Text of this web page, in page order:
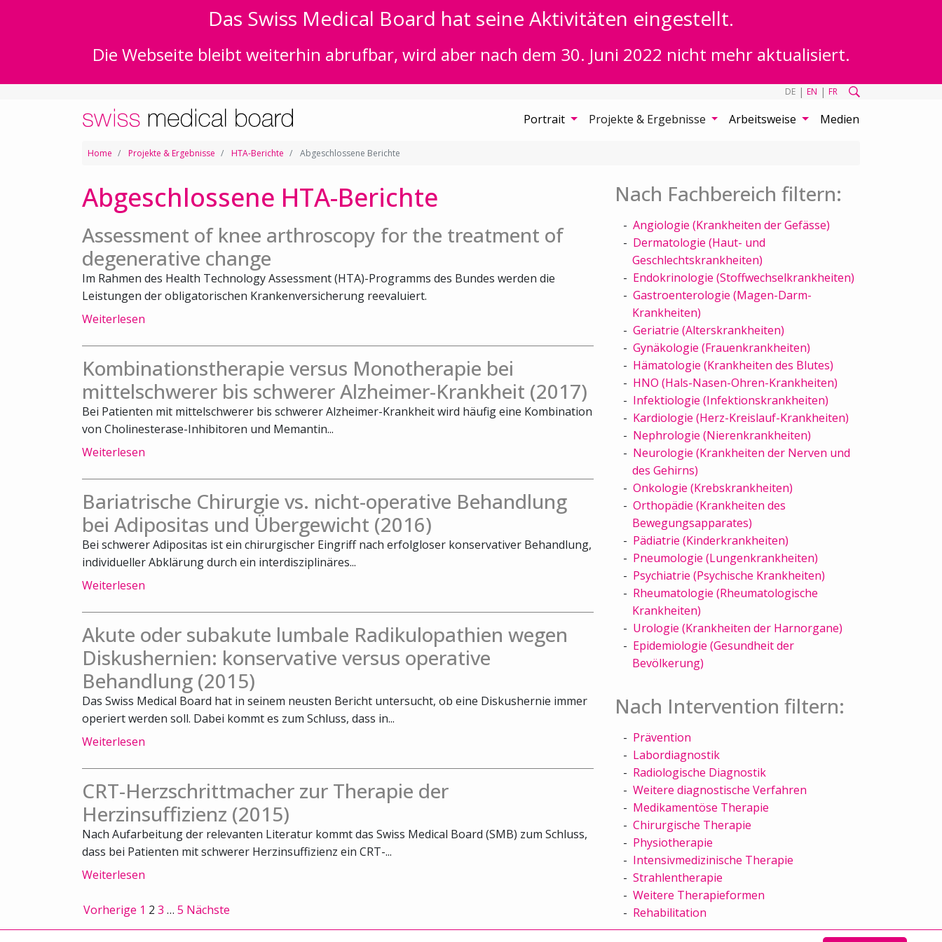
Das Swiss Medical Board hat seine Aktivitäten eingestellt.
Die Webseite bleibt weiterhin abrufbar, wird aber nach dem 30. Juni 2022 nicht mehr aktualisiert.
DE | EN | FR
Portrait Projekte & Ergebnisse Arbeitsweise Medien
Home Projekte & Ergebnisse HTA-Berichte Abgeschlossene Berichte
Abgeschlossene HTA-Berichte
Assessment of knee arthroscopy for the treatment of
degenerative change
Im Rahmen des Health Technology Assessment (HTA)-Programms des Bundes werden die
Leistungen der obligatorischen Krankenversicherung reevaluiert.
Weiterlesen
Kombinationstherapie versus Monotherapie bei
mittelschwerer bis schwerer Alzheimer-Krankheit (2017)
Bei Patienten mit mittelschwerer bis schwerer Alzheimer-Krankheit wird häufig eine Kombination
von Cholinesterase-Inhibitoren und Memantin...
Weiterlesen
Bariatrische Chirurgie vs. nicht-operative Behandlung
bei Adipositas und Übergewicht (2016)
Bei schwerer Adipositas ist ein chirurgischer Eingriff nach erfolgloser konservativer Behandlung,
individueller Abklärung durch ein interdisziplinäres...
Weiterlesen
Akute oder subakute lumbale Radikulopathien wegen
Diskushernien: konservative versus operative
Behandlung (2015)
Das Swiss Medical Board hat in seinem neusten Bericht untersucht, ob eine Diskushernie immer
operiert werden soll. Dabei kommt es zum Schluss, dass in...
Weiterlesen
CRT-Herzschrittmacher zur Therapie der
Herzinsuffizienz (2015)
Nach Aufarbeitung der relevanten Literatur kommt das Swiss Medical Board (SMB) zum Schluss,
dass bei Patienten mit schwerer Herzinsuffizienz ein CRT-...
Weiterlesen
Vorherige 1 2 3 … 5 Nächste
Nach Fachbereich filtern:
Angiologie (Krankheiten der Gefässe)
Dermatologie (Haut- und
Geschlechtskrankheiten)
Endokrinologie (Stoffwechselkrankheiten)
Gastroenterologie (Magen-Darm-
Krankheiten)
Geriatrie (Alterskrankheiten)
Gynäkologie (Frauenkrankheiten)
Hämatologie (Krankheiten des Blutes)
HNO (Hals-Nasen-Ohren-Krankheiten)
Infektiologie (Infektionskrankheiten)
Kardiologie (Herz-Kreislauf-Krankheiten)
Nephrologie (Nierenkrankheiten)
Neurologie (Krankheiten der Nerven und
des Gehirns)
Onkologie (Krebskrankheiten)
Orthopädie (Krankheiten des
Bewegungsapparates)
Pädiatrie (Kinderkrankheiten)
Pneumologie (Lungenkrankheiten)
Psychiatrie (Psychische Krankheiten)
Rheumatologie (Rheumatologische
Krankheiten)
Urologie (Krankheiten der Harnorgane)
Epidemiologie (Gesundheit der
Bevölkerung)
Nach Intervention filtern:
Prävention
Labordiagnostik
Radiologische Diagnostik
Weitere diagnostische Verfahren
Medikamentöse Therapie
Chirurgische Therapie
Physiotherapie
Intensivmedizinische Therapie
Strahlentherapie
Weitere Therapieformen
Rehabilitation